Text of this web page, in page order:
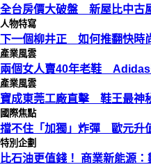
全台房價大破盤 新屋比中古
人物特寫
下一個柳井正 如何推翻快時
產業風雲
兩個女人賣40年老鞋 Adidas
產業風雲
寶成東莞工廠直擊 鞋王最神
國際焦點
擋不住「加獨」炸彈 歐元升
特別企劃
比石油更值錢！ 商業新能源